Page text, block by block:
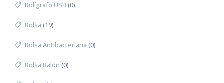
Bolígrafo USB (0)
Bolsa (19)
Bolsa Antibacteriana (0)
Bolsa Balón (0)